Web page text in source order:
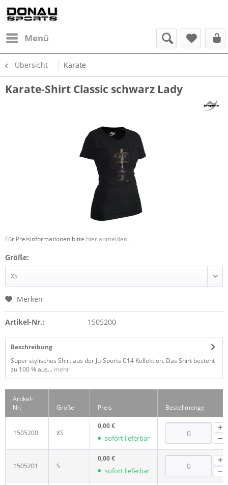
Menü
Übersicht Karate
Karate-Shirt Classic schwarz Lady
Für Preisinformationen bitte hier anmelden.
Größe:
Merken
Artikel-Nr.: 1505200
Beschreibung
Super stylisches Shirt aus der Ju-Sports C14 Kollektion. Das Shirt besteht
zu 100 % aus... mehr
Artikel-
Nr.
Größe Preis Bestellmenge
1505200 XS
0,00 €
sofort lieferbar
1505201 S
0,00 €
sofort lieferbar